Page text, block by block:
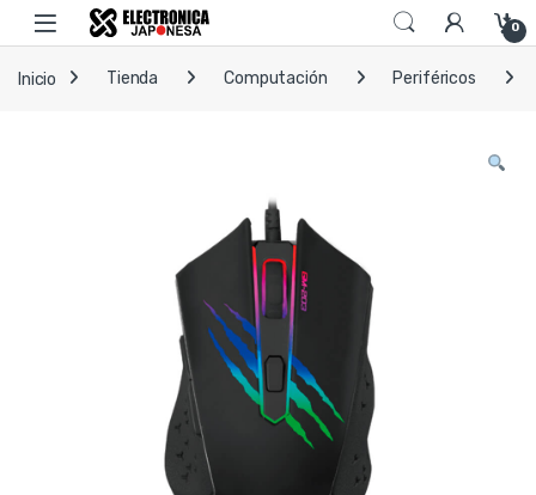
Skip to navigation
Skip to content
Open 0
Inicio Tienda Computación Periféricos